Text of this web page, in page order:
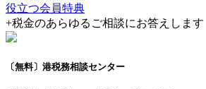
役立つ会員特典
+税金のあらゆるご相談にお答えします
〔無料〕港税務相談センター